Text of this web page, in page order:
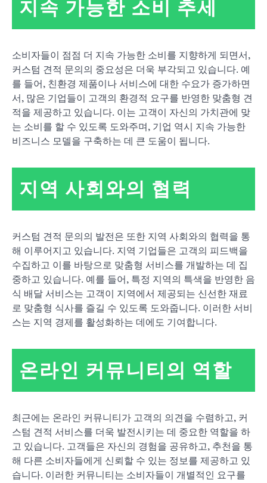
지속 가능한 소비 추세
소비자들이 점점 더 지속 가능한 소비를 지향하게 되면서,
커스텀 견적 문의의 중요성은 더욱 부각되고 있습니다. 예
를 들어, 친환경 제품이나 서비스에 대한 수요가 증가하면
서, 많은 기업들이 고객의 환경적 요구를 반영한 맞춤형 견
적을 제공하고 있습니다. 이는 고객이 자신의 가치관에 맞
는 소비를 할 수 있도록 도와주며, 기업 역시 지속 가능한
비즈니스 모델을 구축하는 데 큰 도움이 됩니다.
지역 사회와의 협력
커스텀 견적 문의의 발전은 또한 지역 사회와의 협력을 통
해 이루어지고 있습니다. 지역 기업들은 고객의 피드백을
수집하고 이를 바탕으로 맞춤형 서비스를 개발하는 데 집
중하고 있습니다. 예를 들어, 특정 지역의 특색을 반영한 음
식 배달 서비스는 고객이 지역에서 제공되는 신선한 재료
로 맞춤형 식사를 즐길 수 있도록 도와줍니다. 이러한 서비
스는 지역 경제를 활성화하는 데에도 기여합니다.
온라인 커뮤니티의 역할
최근에는 온라인 커뮤니티가 고객의 의견을 수렴하고, 커
스텀 견적 서비스를 더욱 발전시키는 데 중요한 역할을 하
고 있습니다. 고객들은 자신의 경험을 공유하고, 추천을 통
해 다른 소비자들에게 신뢰할 수 있는 정보를 제공하고 있
습니다. 이러한 커뮤니티는 소비자들이 개별적인 요구를